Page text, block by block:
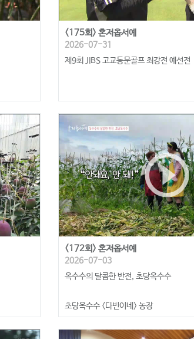
<175회> 혼저옵서예
2026-07-31
제9회 JIBS 고교동문골프 최강전 예선전
play_circle_outline
<172회> 혼저옵서예
2026-07-03
옥수수의 달콤한 반전, 초당옥수수
초당옥수수 <다빈이네> 농장